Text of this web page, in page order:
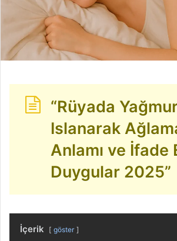
“Rüyada
Islanarak
Anlamı ve İfade
Duygular 2025”
İçerik göster